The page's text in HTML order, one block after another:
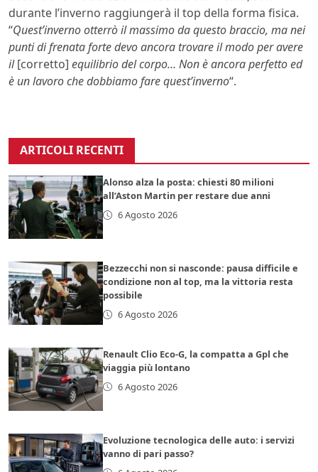
durante l’inverno raggiungerà il top della forma fisica.
“Quest’inverno otterrò il massimo da questo braccio, ma nei
punti di frenata forte devo ancora trovare il modo per avere
il[corretto] equilibrio del corpo… Non è ancora perfetto ed
è un lavoro che dobbiamo fare quest’inverno“.
ARTICOLI RECENTI
Alonso alza la posta: chiesti 80 milioni
all’Aston Martin per restare due anni
6 Agosto 2026
Bezzecchi non si nasconde: pausa difficile e
condizione non al top, ma la vittoria resta
possibile
6 Agosto 2026
Renault Clio Eco-G, la compatta a Gpl che
viaggia più lontano
6 Agosto 2026
Evoluzione tecnologica delle auto: i servizi
vanno di pari passo?